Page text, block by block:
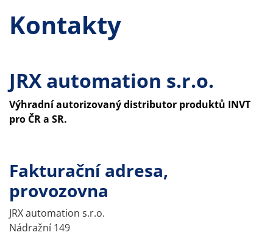
Kontakty
JRX automation s.r.o.
Výhradní autorizovaný distributor produktů INVT
pro ČR a SR.
Fakturační adresa,
provozovna
JRX automation s.r.o.
Nádražní 149